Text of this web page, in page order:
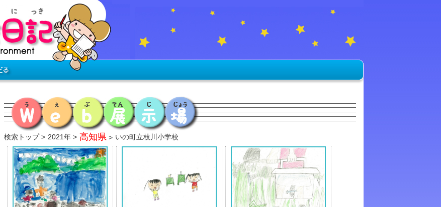
検索トップ 2021年 高知県 いの町立枝川小学校